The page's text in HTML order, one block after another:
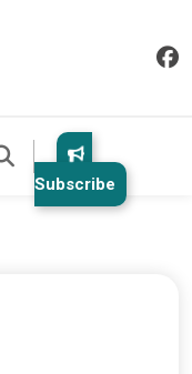
Subscribe